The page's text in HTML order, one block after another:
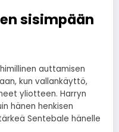
sisimpään
auttamisen
kun vallankäyttö,
yliotteen. Harryn
hänen henkisen
Sentebale hänelle